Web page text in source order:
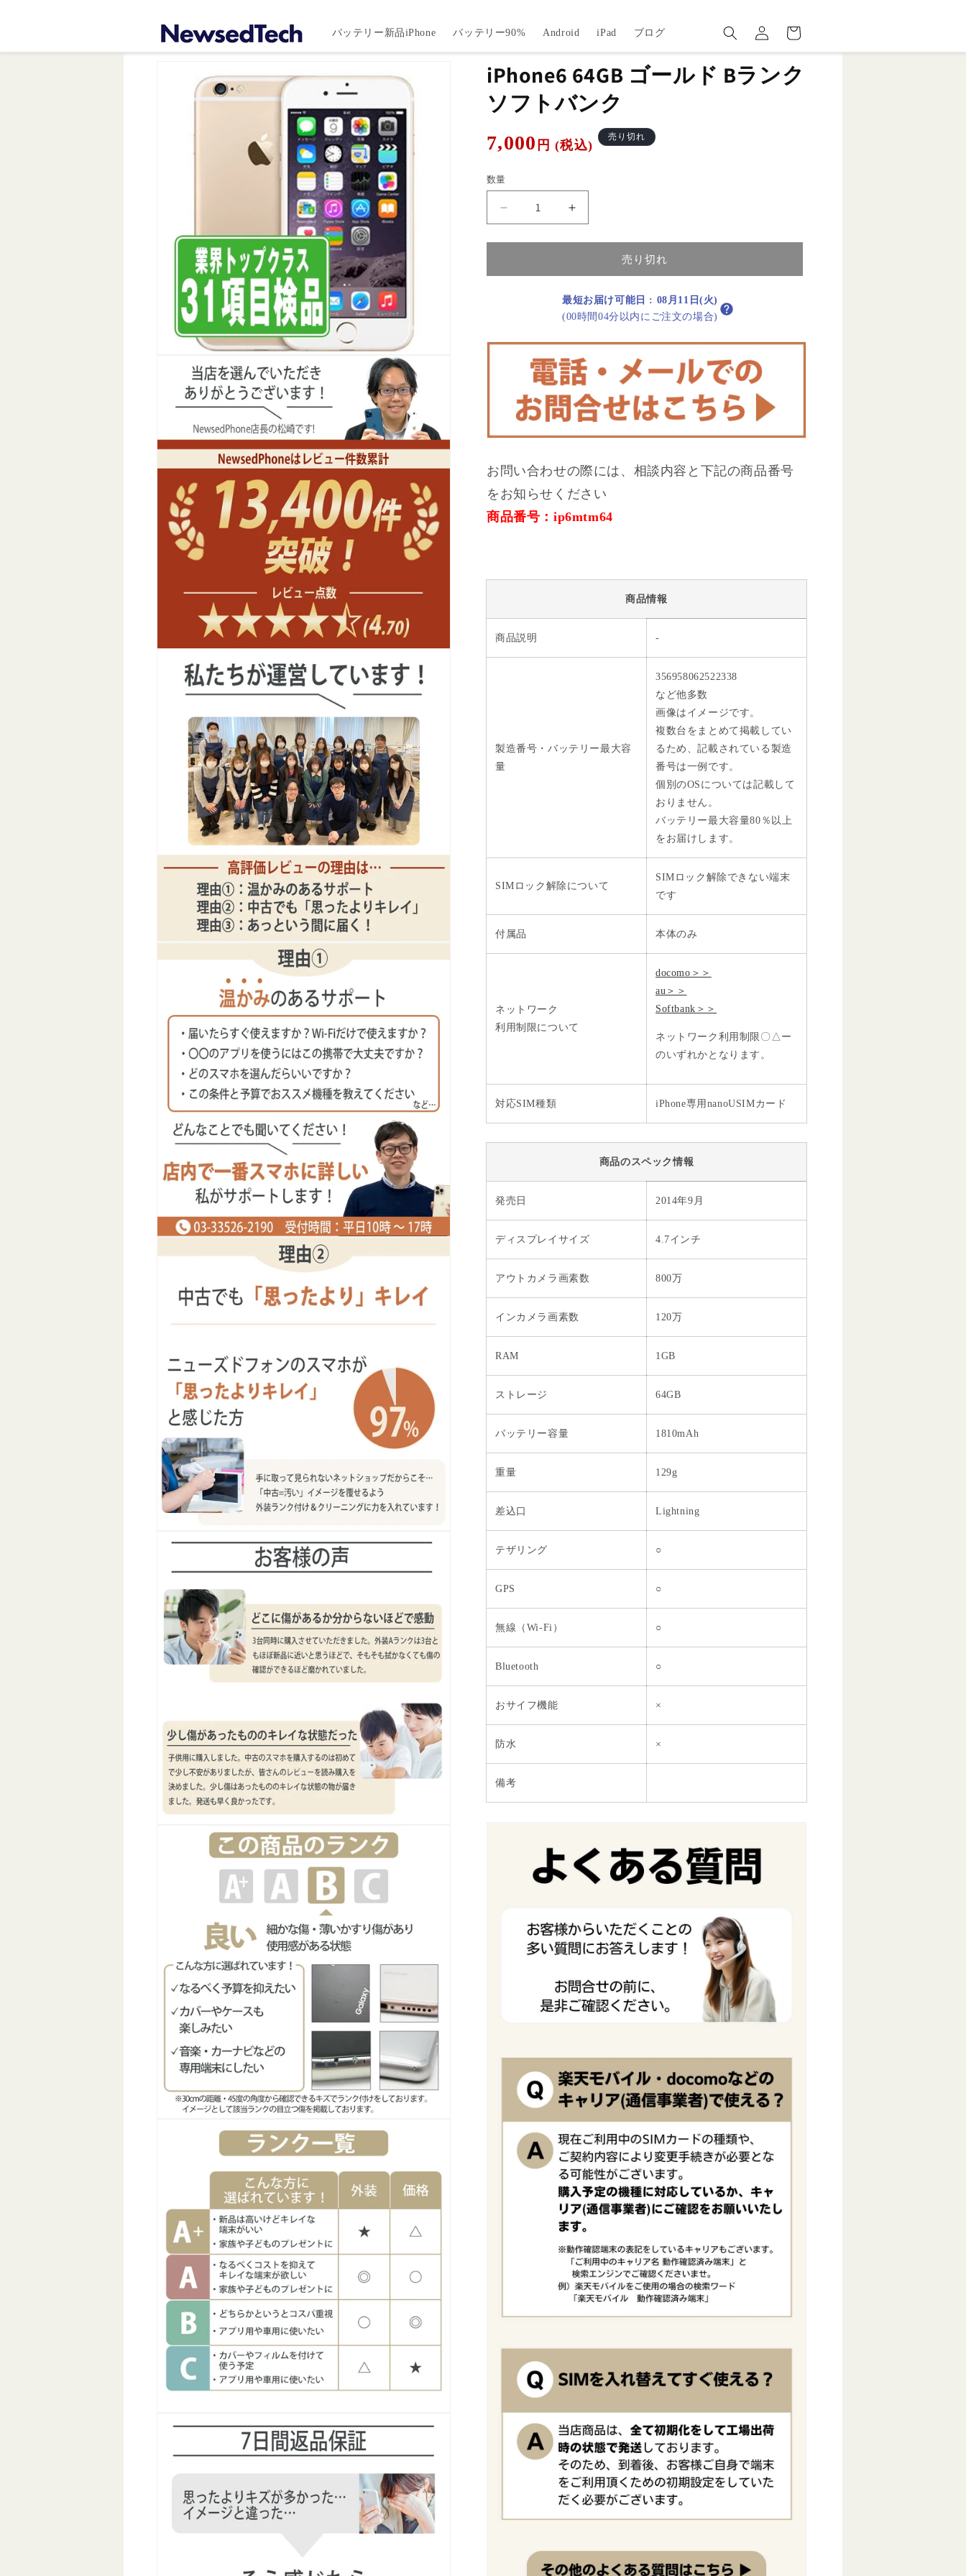
バッテリー新品iPhone バッテリー90% Android iPad ブログ
グ
イ
ー
ト
報にス
キップ
iPhone6 64GB ゴールド Bランク
ソフトバンク
通
価
格
7,000 円 (税込)
売り切れ
数量
iPhone6
64GB
ゴ
ル
ン
バ
ク
数
量
iPhone6
64GB
ゴ
ル
ド
B
ン
ク
ソ
フ
ト
バ
ク
数
量
売り切れ
最短お届け可能日 : 08月11日(火)
(00時間04分以内にご注文の場合)
お問い合わせの際には、相談内容と下記の商品番号
をお知らせください
商品番号：ip6mtm64
商品情報
商品説明 -
製造番号・バッテリー最大容
量
356958062522338
など他多数
画像はイメージです。
複数台をまとめて掲載してい
るため、記載されている製造
番号は一例です。
個別のOSについては記載して
おりません。
バッテリー最大容量80％以上
をお届けします。
SIMロック解除について
SIMロック解除できない端末
です
付属品 本体のみ
ネットワーク
利用制限について
docomo＞＞
au＞＞
Softbank＞＞
ネットワーク利用制限〇△ー
のいずれかとなります。
対応SIM種類 iPhone専用nanoUSIMカード
商品のスペック情報
発売日 2014年9月
ディスプレイサイズ 4.7インチ
アウトカメラ画素数 800万
インカメラ画素数 120万
RAM 1GB
ストレージ 64GB
バッテリー容量 1810mAh
重量 129g
差込口 Lightning
テザリング ○
GPS ○
無線（Wi-Fi） ○
Bluetooth ○
おサイフ機能 ×
防水 ×
備考